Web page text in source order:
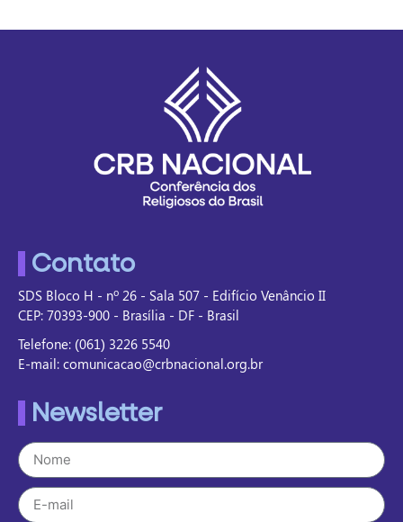
Contato
SDS Bloco H - nº 26 - Sala 507 - Edifício Venâncio II
CEP: 70393-900 - Brasília - DF - Brasil
Telefone: (061) 3226 5540
E-mail: comunicacao@crbnacional.org.br
Newsletter